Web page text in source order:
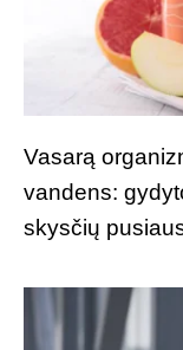
Vasarą
vandens:
skysčių